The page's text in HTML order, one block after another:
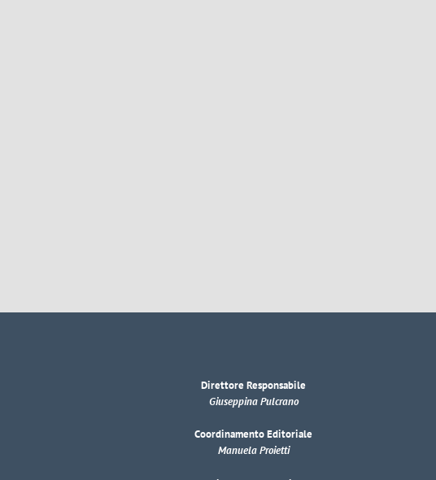
Direttore Responsabile
Giuseppina Pulcrano
Coordinamento Editoriale
Manuela Proietti